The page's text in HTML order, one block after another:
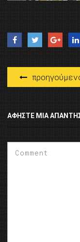
ΑΦΉΣΤΕ ΜΙΑ